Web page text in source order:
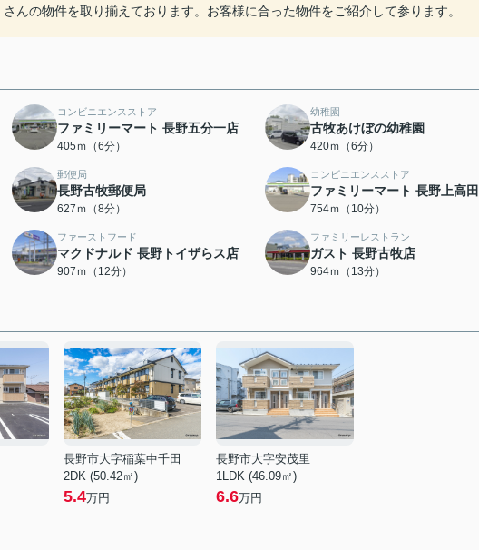
んの物件を取り揃えております。お客様に合った物件をご紹介して参ります。
コンビニエンスストア
ファミリーマート 長野五分一店
405ｍ（6分）
幼稚園
古牧あけぼの幼稚園
420ｍ（6分）
郵便局
長野古牧郵便局
627ｍ（8分）
コンビニエンスストア
ファミリーマート 長野上高
754ｍ（10分）
ファーストフード
マクドナルド 長野トイザらス店
907ｍ（12分）
ファミリーレストラン
ガスト 長野古牧店
964ｍ（13分）
長野市大字稲葉中千田
2DK (50.42㎡)
5.4万円
長野市大字安茂里
1LDK (46.09㎡)
6.6万円